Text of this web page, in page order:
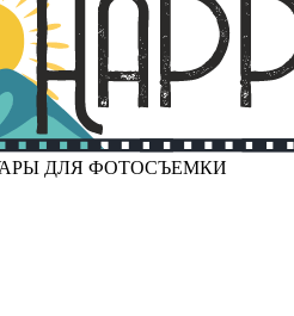
ДЛЯ ФОТОСЪЕМКИ